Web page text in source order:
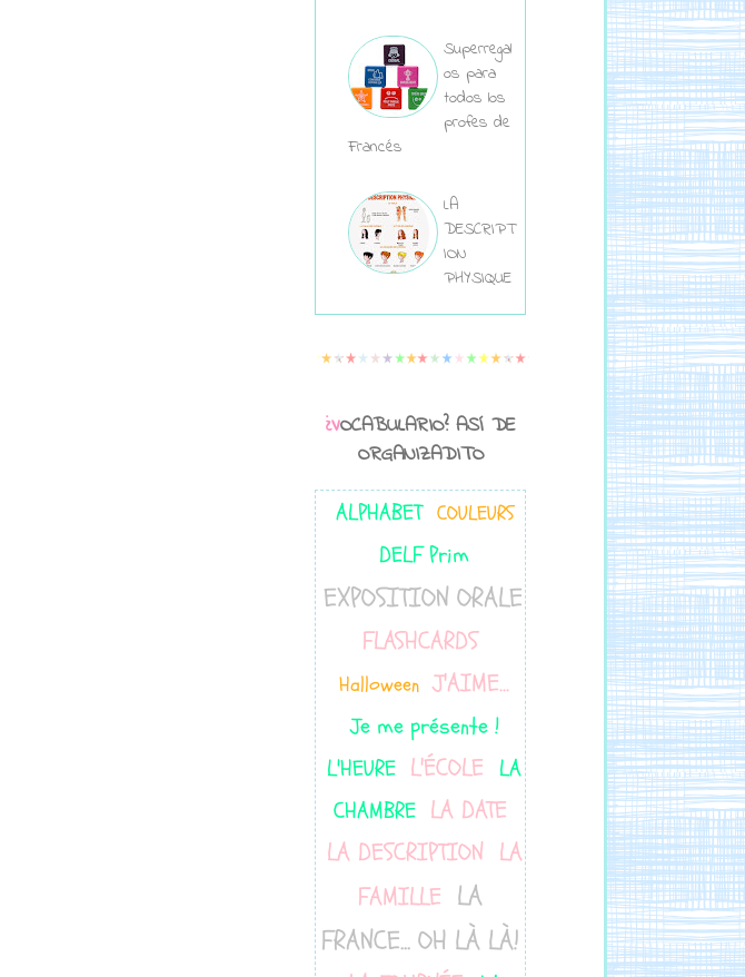
Superregal
os para
todos los
profes de
Francés
LA
DESCRIPT
ION
PHYSIQUE
¿VOCABULARIO? ASÍ DE
ORGANIZADITO
ALPHABET COULEURS
DELF Prim
EXPOSITION ORALE
FLASHCARDS
Halloween J'AIME...
Je me présente !
L'HEURE L'ÉCOLE LA
CHAMBRE LA DATE
LA DESCRIPTION LA
FAMILLE LA
FRANCE... OH LÀ LÀ!